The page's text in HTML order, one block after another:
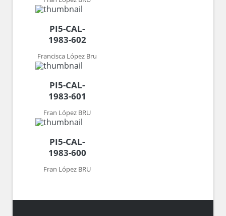
PI5-CAL-
1983-602
Francisca López Bru
PI5-CAL-
1983-601
Fran López BRU
PI5-CAL-
1983-600
Fran López BRU